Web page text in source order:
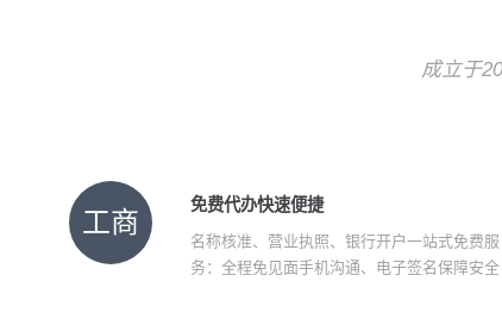
成立于
工商
免费代办快速便捷
名称核准、营业执照、银行开户一站式免费服
务：全程免见面手机沟通、电子签名保障安全